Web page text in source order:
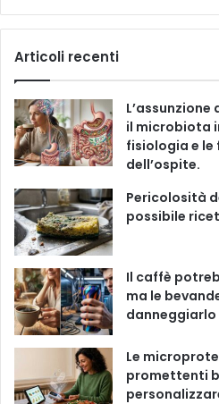
o
r
i
e
a
e
b
o
o
k
o
T
u
b
e
Articoli recenti
il microbiota
fisiologia e le
dell’ospite.
Pericolosità
possibile
Il caffè
ma le
danneggiarlo
Le
promettenti